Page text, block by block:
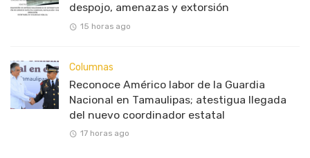
despojo, amenazas y extorsión
15 horas ago
Columnas
Reconoce Américo labor de la Guardia
Nacional en Tamaulipas; atestigua llegada
del nuevo coordinador estatal
17 horas ago